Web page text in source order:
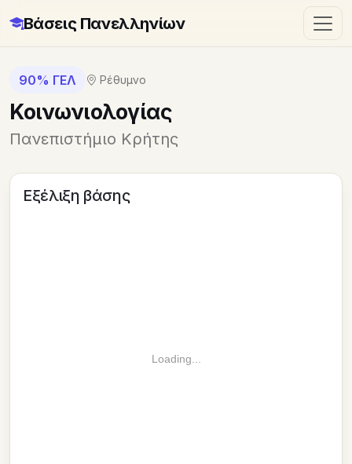
Βάσεις Πανελληνίων
90% ΓΕΛ Ρέθυμνο
Κοινωνιολογίας
Πανεπιστήμιο Κρήτης
Εξέλιξη βάσης
Loading...